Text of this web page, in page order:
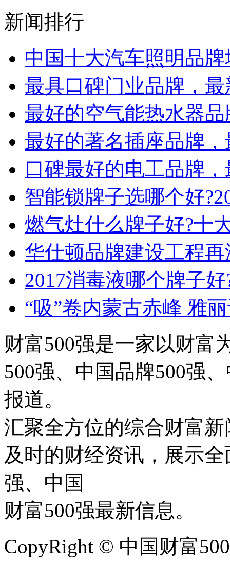
新闻排行
中国十大汽车照明品
最具口碑门业品牌，
最好的空气能热水器
最好的著名插座品牌
口碑最好的电工品牌
智能锁牌子选哪个好
燃气灶什么牌子好?十
华仕顿品牌建设工程
2017消毒液哪个牌子
“吸”卷内蒙古赤峰 雅
财富500强是一家以财富
500强、中国品牌500强
报道。
汇聚全方位的综合财富
及时的财经资讯，展示
强、中国
财富500强最新信息。
CopyRight © 中国财富